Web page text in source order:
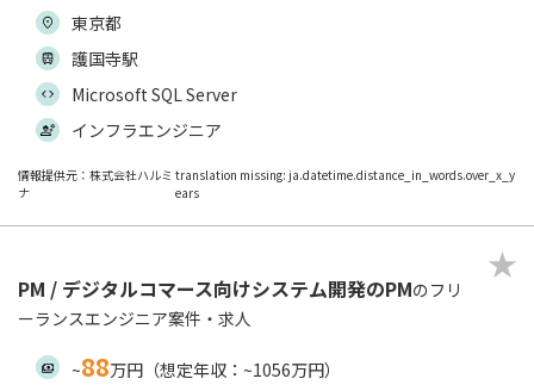
東京都
護国寺駅
Microsoft SQL Server
インフラエンジニア
情報提供元：株式会社ハルミ
ナ
translation missing: ja.datetime.distance_in_words.over_x_y
ears
PM / デジタルコマース向けシステム開発のPMのフリ
ーランスエンジニア案件・求人
~88万円（想定年収：~1056万円）